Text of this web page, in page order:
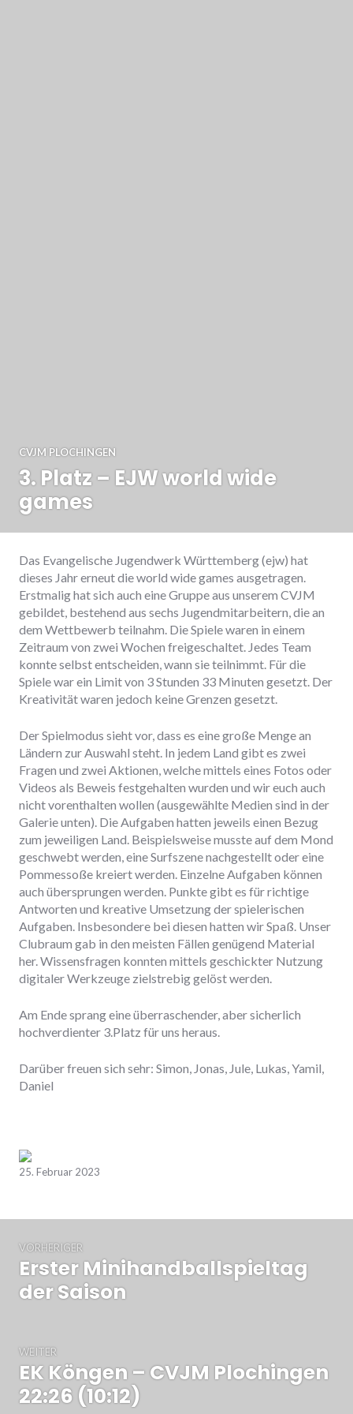
CVJM PLOCHINGEN
3. Platz – EJW world wide
games
Das Evangelische Jugendwerk Württemberg (ejw) hat
dieses Jahr erneut die world wide games ausgetragen.
Erstmalig hat sich auch eine Gruppe aus unserem CVJM
gebildet, bestehend aus sechs Jugendmitarbeitern, die an
dem Wettbewerb teilnahm. Die Spiele waren in einem
Zeitraum von zwei Wochen freigeschaltet. Jedes Team
konnte selbst entscheiden, wann sie teilnimmt. Für die
Spiele war ein Limit von 3 Stunden 33 Minuten gesetzt. Der
Kreativität waren jedoch keine Grenzen gesetzt.
Der Spielmodus sieht vor, dass es eine große Menge an
Ländern zur Auswahl steht. In jedem Land gibt es zwei
Fragen und zwei Aktionen, welche mittels eines Fotos oder
Videos als Beweis festgehalten wurden und wir euch auch
nicht vorenthalten wollen (ausgewählte Medien sind in der
Galerie unten). Die Aufgaben hatten jeweils einen Bezug
zum jeweiligen Land. Beispielsweise musste auf dem Mond
geschwebt werden, eine Surfszene nachgestellt oder eine
Pommessoße kreiert werden. Einzelne Aufgaben können
auch übersprungen werden. Punkte gibt es für richtige
Antworten und kreative Umsetzung der spielerischen
Aufgaben. Insbesondere bei diesen hatten wir Spaß. Unser
Clubraum gab in den meisten Fällen genügend Material
her. Wissensfragen konnten mittels geschickter Nutzung
digitaler Werkzeuge zielstrebig gelöst werden.
Am Ende sprang eine überraschender, aber sicherlich
hochverdienter 3.Platz für uns heraus.
Darüber freuen sich sehr: Simon, Jonas, Jule, Lukas, Yamil,
Daniel
25. Februar 2023
Navigation
VORHERIGER
Vorheriger
Beitrag:
Erster Minihandballspieltag
der Saison
WEITER
Nächster
Beitrag:
EK Köngen – CVJM Plochingen
22:26 (10:12)